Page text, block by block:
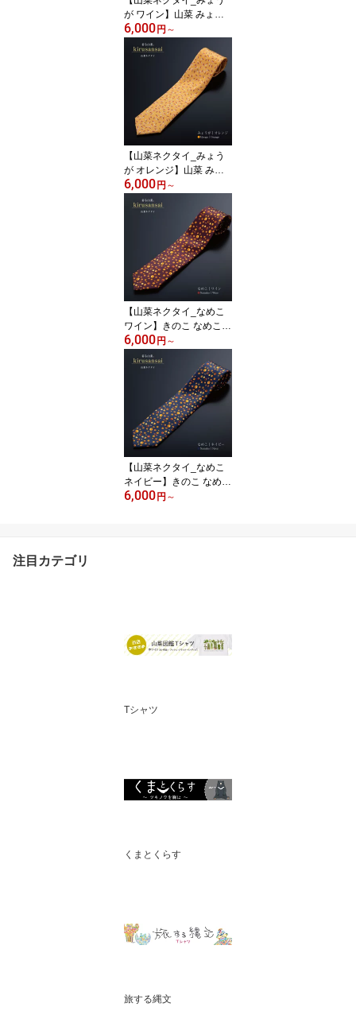
が ワイン】山菜 みょう
が 雪国 新潟 十日町 シル
ク 絹 国産 日本製 メンズ
ギフト
6,000円 ～
【山菜ネクタイ_みょう
が オレンジ】山菜 みょ
うが 雪国 新潟 十日町 シ
ルク 絹 国産 日本製 メン
ズ ギフト
6,000円 ～
【山菜ネクタイ_なめこ
ワイン】きのこ なめこ
雪国 新潟 十日町 シルク
絹 国産 日本製 メンズ ギ
フト
6,000円 ～
【山菜ネクタイ_なめこ
ネイビー】きのこ なめこ
雪国 新潟 十日町 シルク
6,000円 ～
注目カテゴリ
Tシャツ
くまとくらす
旅する縄文